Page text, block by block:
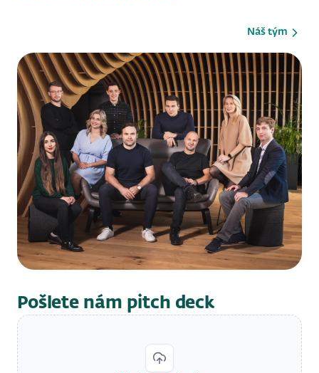
Pošlete nám pitch deck
Náš tým